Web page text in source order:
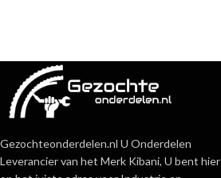
Gezochteonderdelen.nl U Onderdelen
Leverancier van het Merk Kibani, U bent hier